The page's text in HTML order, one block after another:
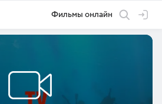
Фильмы онлайн